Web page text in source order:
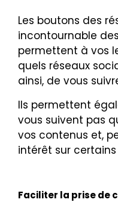
Les boutons des
incontournable
permettent à vos
quels réseaux
ainsi, de vous
Ils permettent
vous suivent pas
vos contenus et,
intérêt sur certains
Faciliter la prise de